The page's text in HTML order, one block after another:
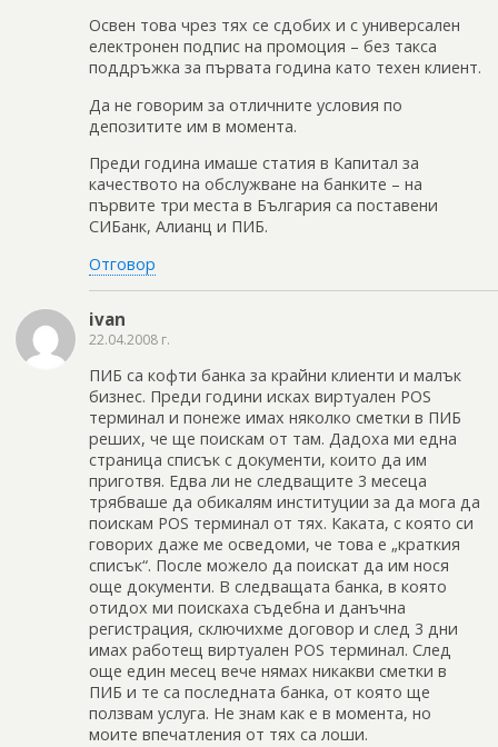
Освен това чрез тях се сдобих и с универсален
електронен подпис на промоция – без такса
поддръжка за първата година като техен клиент.
Да не говорим за отличните условия по
депозитите им в момента.
Преди година имаше статия в Капитал за
качеството на обслужване на банките – на
първите три места в България са поставени
СИБанк, Алианц и ПИБ.
Отговор
ivan
22.04.2008 г.
ПИБ са кофти банка за крайни клиенти и малък
бизнес. Преди години исках виртуален POS
терминал и понеже имах няколко сметки в ПИБ
реших, че ще поискам от там. Дадоха ми една
страница списък с документи, които да им
приготвя. Едва ли не следващите 3 месеца
трябваше да обикалям институции за да мога да
поискам POS терминал от тях. Каката, с която си
говорих даже ме осведоми, че това е „краткия
списък“. После можело да поискат да им нося
още документи. В следващата банка, в която
отидох ми поискаха съдебна и данъчна
регистрация, сключихме договор и след 3 дни
имах работещ виртуален POS терминал. След
още един месец вече нямах никакви сметки в
ПИБ и те са последната банка, от която ще
ползвам услуга. Не знам как е в момента, но
моите впечатления от тях са лоши.